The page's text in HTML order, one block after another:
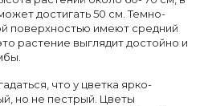
достигать 50 см. Темно-
поверхностью имеют средний
растение выглядит достойно и
что у цветка ярко-
но не пестрый. Цветы